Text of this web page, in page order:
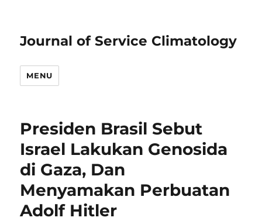
Journal of Service Climatology
MENU
Presiden Brasil Sebut
Israel Lakukan Genosida
di Gaza, Dan
Menyamakan Perbuatan
Adolf Hitler